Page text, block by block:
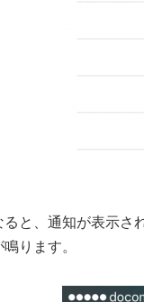
と、通知が表示さ
ります。